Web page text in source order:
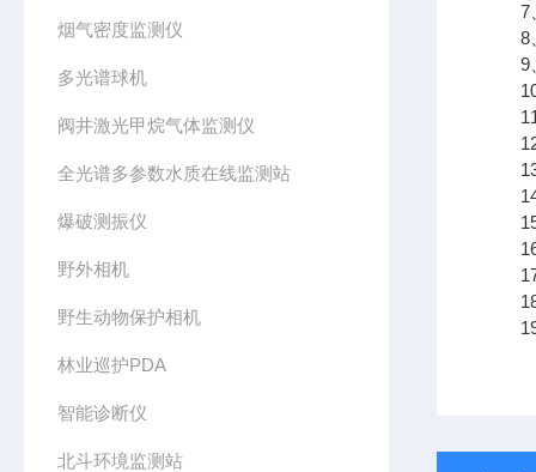
烟气密度监测仪
多光谱球机
阀井激光甲烷气体监测仪
全光谱多参数水质在线监测站
爆破测振仪
野外相机
野生动物保护相机
林业巡护PDA
智能诊断仪
北斗环境监测站
7、
8、
9、
10
11
12
13
14
15
16
17
18
19